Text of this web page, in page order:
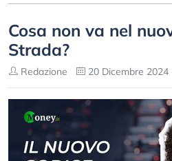
Cosa non va nel
Strada?
Redazione 20 Dicembre 2024